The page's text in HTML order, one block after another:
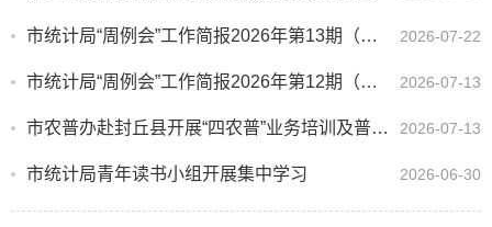
市统计局“周例会”工作简报2026年第13期（总第90期） 2026-07-22
市统计局“周例会”工作简报2026年第12期（总第89期） 2026-07-13
市农普办赴封丘县开展“四农普”业务培训及普查表试填实操演练 2026-07-13
市统计局青年读书小组开展集中学习 2026-06-30